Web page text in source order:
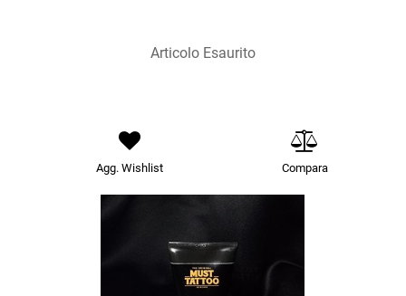
Articolo Esaurito
Agg. Wishlist Compara